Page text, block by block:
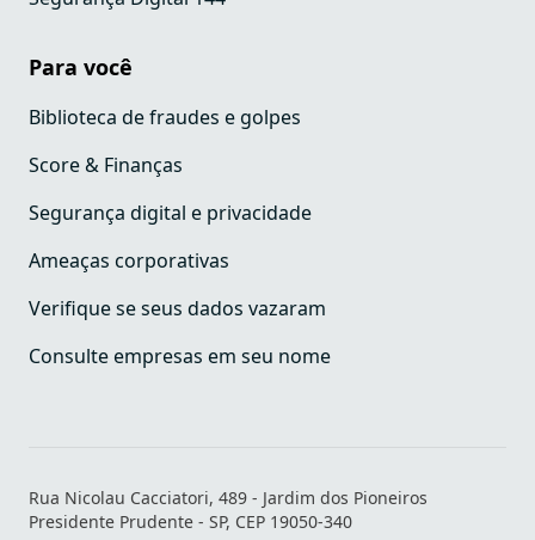
Para você
Biblioteca de fraudes e golpes
Score & Finanças
Segurança digital e privacidade
Ameaças corporativas
Verifique se seus dados vazaram
Consulte empresas em seu nome
Rua Nicolau Cacciatori, 489 - Jardim dos Pioneiros
Presidente Prudente - SP, CEP 19050-340